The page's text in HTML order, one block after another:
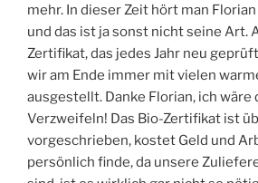
mehr. In dieser Zeit hört man
und das ist ja sonst nicht seine Art.
Zertifikat, das jedes Jahr neu
wir am Ende immer mit vielen
ausgestellt. Danke Florian, ich wäre
Verzweifeln! Das Bio-Zertifikat ist
vorgeschrieben, kostet Geld und
persönlich finde, da unsere